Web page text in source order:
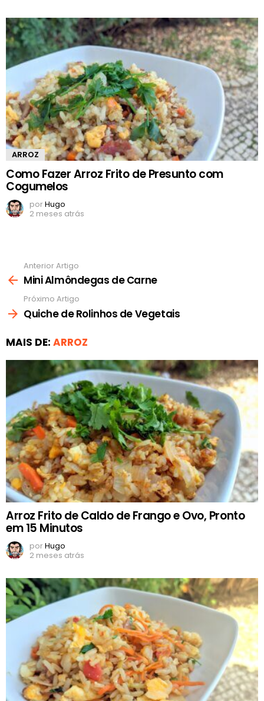
ARROZ
Como Fazer Arroz Frito de Presunto com
Cogumelos
porHugo
2 meses atrás
mais
Anterior Artigo
Mini Almôndegas de Carne
Próximo Artigo
Quiche de Rolinhos de Vegetais
MAIS DE: ARROZ
Arroz Frito de Caldo de Frango e Ovo, Pronto
em 15 Minutos
porHugo
2 meses atrás